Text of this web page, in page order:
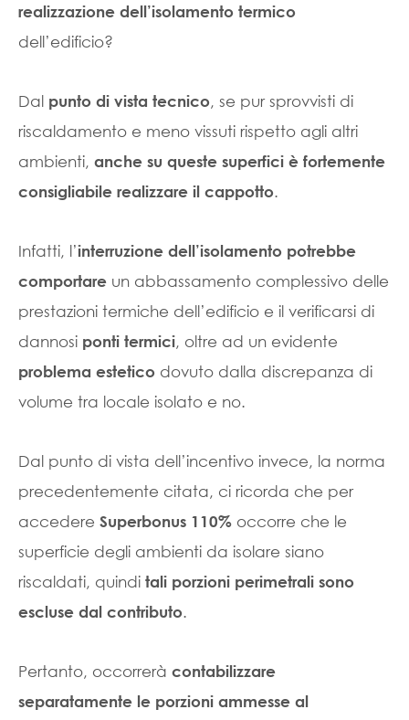
realizzazione dell’isolamento termico
dell’edificio?
Dal punto di vista tecnico, se pur sprovvisti di
riscaldamento e meno vissuti rispetto agli altri
ambienti, anche su queste superfici è fortemente
consigliabile realizzare il cappotto.
Infatti, l’interruzione dell’isolamento potrebbe
comportare un abbassamento complessivo delle
prestazioni termiche dell’edificio e il verificarsi di
dannosi ponti termici, oltre ad un evidente
problema estetico dovuto dalla discrepanza di
volume tra locale isolato e no.
Dal punto di vista dell’incentivo invece, la norma
precedentemente citata, ci ricorda che per
accedere Superbonus 110% occorre che le
superficie degli ambienti da isolare siano
riscaldati, quindi tali porzioni perimetrali sono
escluse dal contributo.
Pertanto, occorrerà contabilizzare
separatamente le porzioni ammesse al